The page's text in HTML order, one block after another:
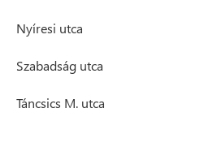
Nyíresi utca
Szabadság utca
Táncsics M. utca